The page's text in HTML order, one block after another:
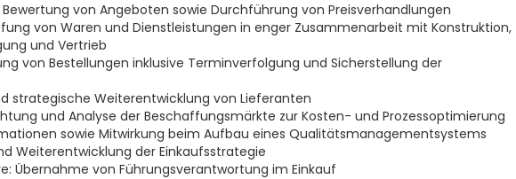
Bewertung von Angeboten sowie Durchführung von Preisverhandlungen
von Waren und Dienstleistungen in enger Zusammenarbeit mit Konstruktion,
und Vertrieb
von Bestellungen inklusive Terminverfolgung und Sicherstellung der
strategische Weiterentwicklung von Lieferanten
und Analyse der Beschaffungsmärkte zur Kosten- und Prozessoptimierung
sowie Mitwirkung beim Aufbau eines Qualitätsmanagementsystems
Weiterentwicklung der Einkaufsstrategie
Übernahme von Führungsverantwortung im Einkauf